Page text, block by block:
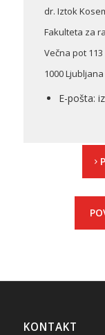
dr. Iztok
Fakulteta za
Večna pot 113
1000 Ljubljana
E-pošta:
KONTAKT